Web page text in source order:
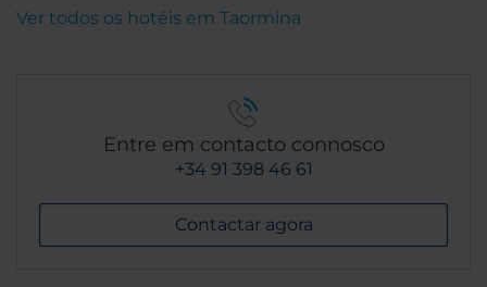
Ver todos os hotéis em Taormina
Entre em contacto connosco
+34 91 398 46 61
Contactar agora